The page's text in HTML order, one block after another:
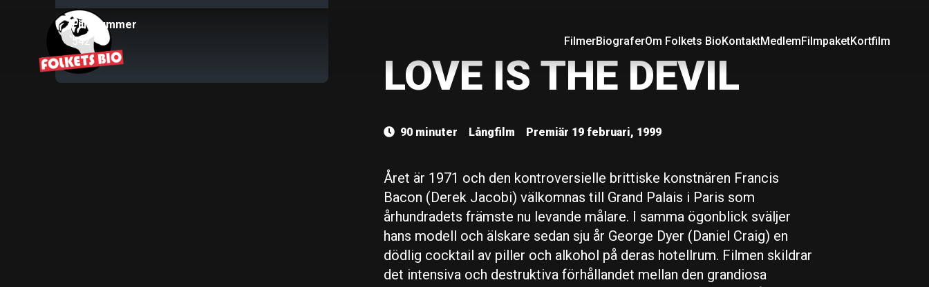
FilmerBiograferOm Folkets BioKontaktMedlemFilmpaketKortfilm
Filmnummer
542
LOVE IS THE DEVIL
90 minuter Långfilm Premiär 19 februari, 1999
Året är 1971 och den kontroversielle brittiske konstnären Francis
Bacon (Derek Jacobi) välkomnas till Grand Palais i Paris som
århundradets främste nu levande målare. I samma ögonblick sväljer
hans modell och älskare sedan sju år George Dyer (Daniel Craig) en
dödlig cocktail av piller och alkohol på deras hotellrum. Filmen skildrar
det intensiva och destruktiva förhållandet mellan den grandiosa